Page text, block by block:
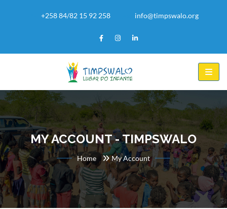
+258 84/82 15 92 258 info@timpswalo.org
MY ACCOUNT - TIMPSWALO
Home My Account